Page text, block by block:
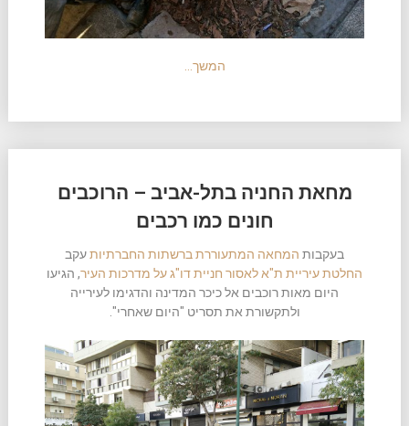
המשך…
מחאת החניה בתל-אביב – הרוכבים
חונים כמו רכבים
בעקבות המחאה המתעוררת ברשתות החברתיותעקב
החלטת עיריית ת"א לאסור חניית דו"ג על מדרכות העיר, הגיעו
היום מאות רוכבים אל כיכר המדינה והדגימו לעירייה
ולתקשורת את תסריט "היום שאחרי".